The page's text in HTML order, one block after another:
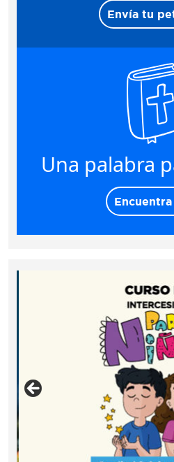
Envía tu
Una palabra
Encuentra